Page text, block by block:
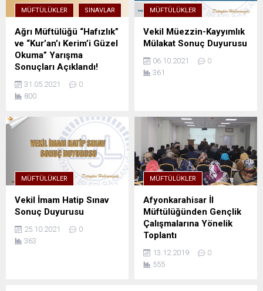
MÜFTÜLÜKLER SINAVLAR
Ağrı Müftülüğü “Hafızlık”
ve “Kur’an’ı Kerim’i Güzel
Okuma” Yarışma
Sonuçları Açıklandı!
31.05.2021
0
800
MÜFTÜLÜKLER
Vekil Müezzin-Kayyımlık
Mülakat Sonuç Duyurusu
06.10.2021
0
361
MÜFTÜLÜKLER
Vekil İmam Hatip Sınav
Sonuç Duyurusu
25.10.2021
0
363
MÜFTÜLÜKLER
Afyonkarahisar İl
Müftülüğünden Gençlik
Çalışmalarına Yönelik
Toplantı
13.12.2019
0
555